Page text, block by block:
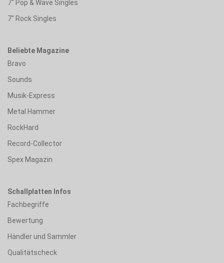
7" Pop & Wave Singles
7" Rock Singles
Beliebte Magazine
Bravo
Sounds
Musik-Express
Metal Hammer
RockHard
Record-Collector
Spex Magazin
Schallplatten Infos
Fachbegriffe
Bewertung
Händler und Sammler
Qualitätscheck